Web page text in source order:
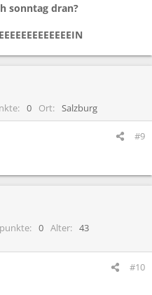
sonntag dran?
0 Ort Salzburg
#9
0 Alter
43
#10